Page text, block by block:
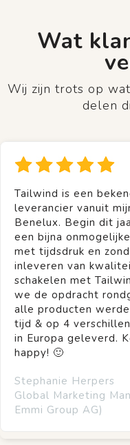
Wat
Wij zijn trots op
delen
Tailwind is een
leverancier vanuit
Benelux. Begin dit
een bijna
met tijdsdruk en
inleveren van
schakelen met
we de opdracht
alle producten
tijd & op 4
in Europa geleverd.
happy! 🙂
Stephanie Herpers
Global Marketing
Emmi Group AG)